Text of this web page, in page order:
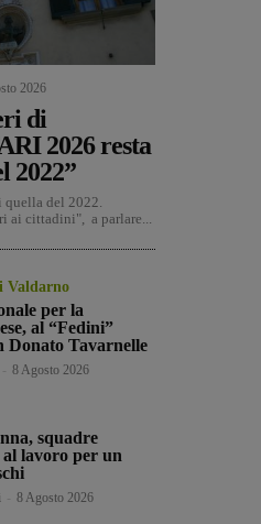
2026
di
2026 resta
2022”
quella del 2022.
ai cittadini", a parlare...
Valdarno
per la
al “Fedini”
Donato Tavarnelle
8 Agosto 2026
squadre
lavoro per un
8 Agosto 2026